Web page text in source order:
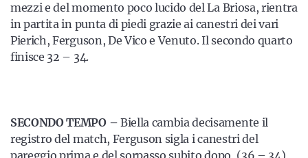
mezzi e del momento poco lucido del La Briosa, rientra
in partita in punta di piedi grazie ai canestri dei vari
Pierich, Ferguson, De Vico e Venuto. Il secondo quarto
finisce 32 – 34.
SECONDO TEMPO – Biella cambia decisamente il
registro del match, Ferguson sigla i canestri del
pareggio prima e del sorpasso subito dopo, (36 – 34).